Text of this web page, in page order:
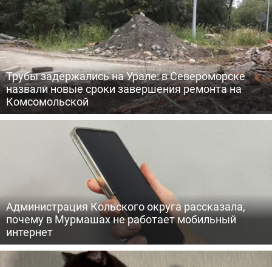
Трубы задержались на Урале: в Североморске
назвали новые сроки завершения ремонта на
Комсомольской
Администрация Кольского округа рассказала,
почему в Мурмашах не работает мобильный
интернет